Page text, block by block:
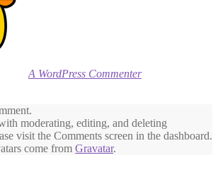
A WordPress Commenter
moderating, editing, and deleting
visit the Comments screen in the dashboard.
come from Gravatar.